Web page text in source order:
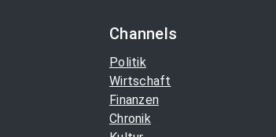
Channels
Politik
Wirtschaft
Finanzen
Chronik